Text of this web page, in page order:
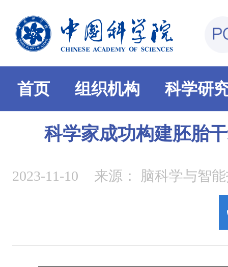
首页 组织机构 科学研
科学家成功构建胚胎
2023-11-10 来源： 脑科学与智